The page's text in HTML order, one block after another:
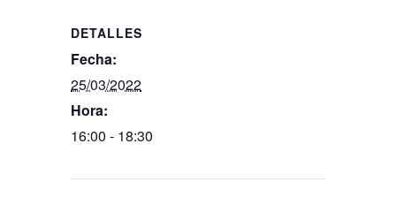
DETALLES
Fecha:
25/03/2022
Hora:
16:00 - 18:30